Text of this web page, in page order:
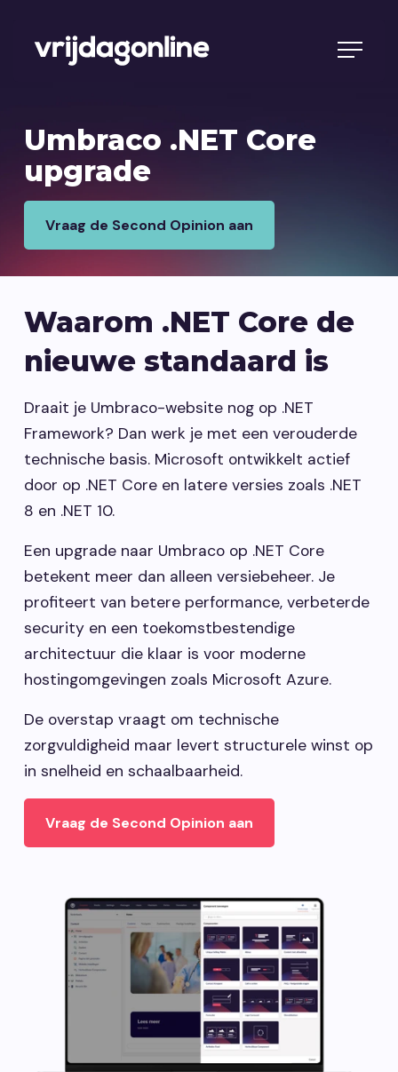
Umbraco .NET Core
upgrade
Vraag de Second Opinion aan
Waarom .NET Core de
nieuwe standaard is
Draait je Umbraco-website nog op .NET
Framework? Dan werk je met een verouderde
technische basis. Microsoft ontwikkelt actief
door op .NET Core en latere versies zoals .NET
8 en .NET 10.
Een upgrade naar Umbraco op .NET Core
betekent meer dan alleen versiebeheer. Je
profiteert van betere performance, verbeterde
security en een toekomstbestendige
architectuur die klaar is voor moderne
hostingomgevingen zoals Microsoft Azure.
De overstap vraagt om technische
zorgvuldigheid maar levert structurele winst op
in snelheid en schaalbaarheid.
Vraag de Second Opinion aan